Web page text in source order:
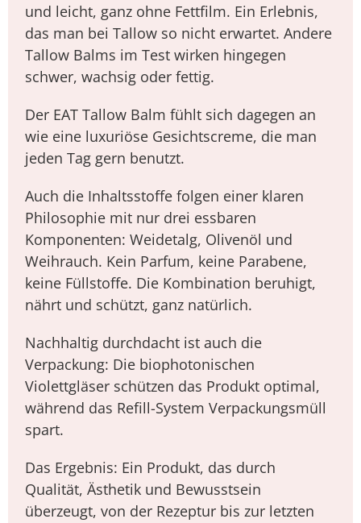
und leicht, ganz ohne Fettfilm. Ein Erlebnis,
das man bei Tallow so nicht erwartet. Andere
Tallow Balms im Test wirken hingegen
schwer, wachsig oder fettig.
Der EAT Tallow Balm fühlt sich dagegen an
wie eine luxuriöse Gesichtscreme, die man
jeden Tag gern benutzt.
Auch die Inhaltsstoffe folgen einer klaren
Philosophie mit nur drei essbaren
Komponenten: Weidetalg, Olivenöl und
Weihrauch. Kein Parfum, keine Parabene,
keine Füllstoffe. Die Kombination beruhigt,
nährt und schützt, ganz natürlich.
Nachhaltig durchdacht ist auch die
Verpackung: Die biophotonischen
Violettgläser schützen das Produkt optimal,
während das Refill-System Verpackungsmüll
spart.
Das Ergebnis: Ein Produkt, das durch
Qualität, Ästhetik und Bewusstsein
überzeugt, von der Rezeptur bis zur letzten